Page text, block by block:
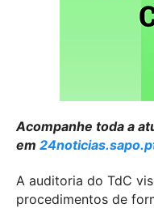
Acompanhe toda a
em
A auditoria do TdC
procedimentos de